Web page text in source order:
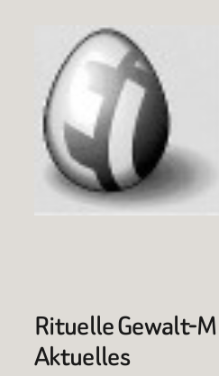
springen
Rituelle Gewalt-
Aktuelles